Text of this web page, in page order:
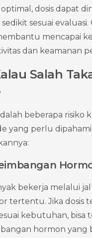
dosis dapat
sesuai evaluasi.
mencapai
dan keamanan
Salah
beberapa risiko
yang perlu
bekerja melalui
tertentu. Jika dosis
kebutuhan, bisa
hormon yang